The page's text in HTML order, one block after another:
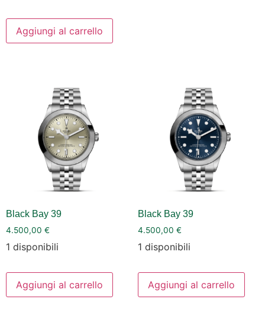
Aggiungi al carrello
Black Bay 39
4.500,00 €
1 disponibili
Aggiungi al carrello
Black Bay 39
4.500,00 €
1 disponibili
Aggiungi al carrello